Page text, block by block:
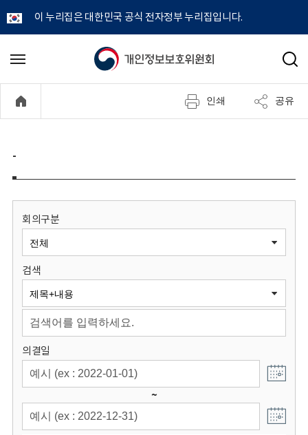
이 누리집은 대한민국 공식 전자정부 누리집입니다.
개
정
보
원
회
메
기
검
인쇄 공유
-
회의구분
검색
의결일
~